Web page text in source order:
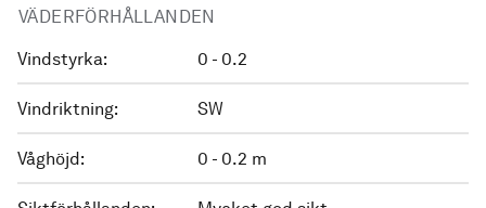
VÄDERFÖRHÅLLANDEN
Vindstyrka: 0 - 0.2
Vindriktning: SW
Våghöjd: 0 - 0.2 m